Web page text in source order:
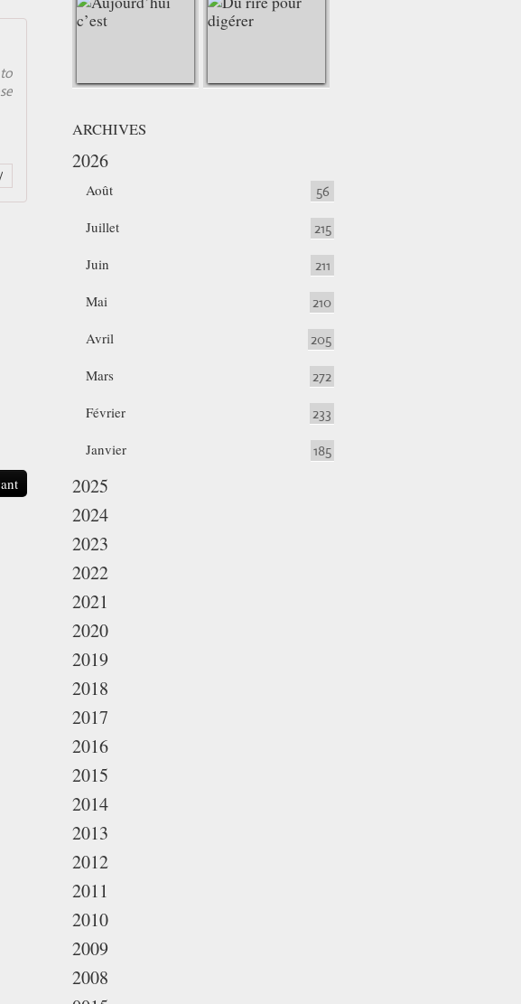
ARCHIVES
2026
Août 56
Juillet 215
Juin 211
Mai 210
Avril 205
Mars 272
Février 233
Janvier 185
2025
2024
2023
2022
2021
2020
2019
2018
2017
2016
2015
2014
2013
2012
2011
2010
2009
2008